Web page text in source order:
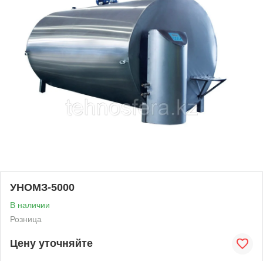
УНОМЗ-5000
В наличии
Розница
Цену уточняйте